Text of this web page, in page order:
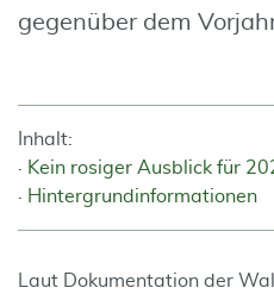
gegenüber dem
Inhalt:
Kein rosiger Ausblick für
Hintergrundinformationen
Laut Dokumentation der